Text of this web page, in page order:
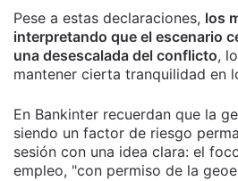
Pese a estas declaraciones, los
interpretando que el escenario
una desescalada del conflicto,
mantener cierta tranquilidad en
En Bankinter recuerdan que la
siendo un factor de riesgo
sesión con una idea clara: el
empleo, "con permiso de la